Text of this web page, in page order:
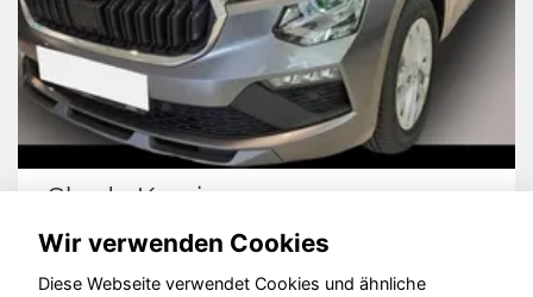
Skoda Kamiq
Wir verwenden Cookies
Diese Webseite verwendet Cookies und ähnliche